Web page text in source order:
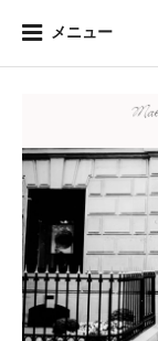
メニュー